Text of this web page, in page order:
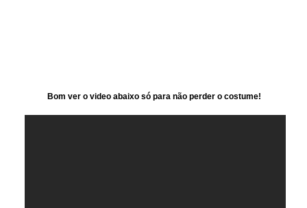
Bom ver o video abaixo só para não perder o costume!